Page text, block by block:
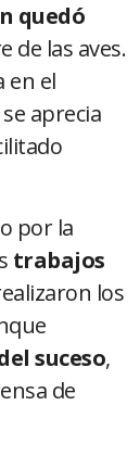
quedó
de las aves.
en el
aprecia
por la
trabajos
los
suceso,
de